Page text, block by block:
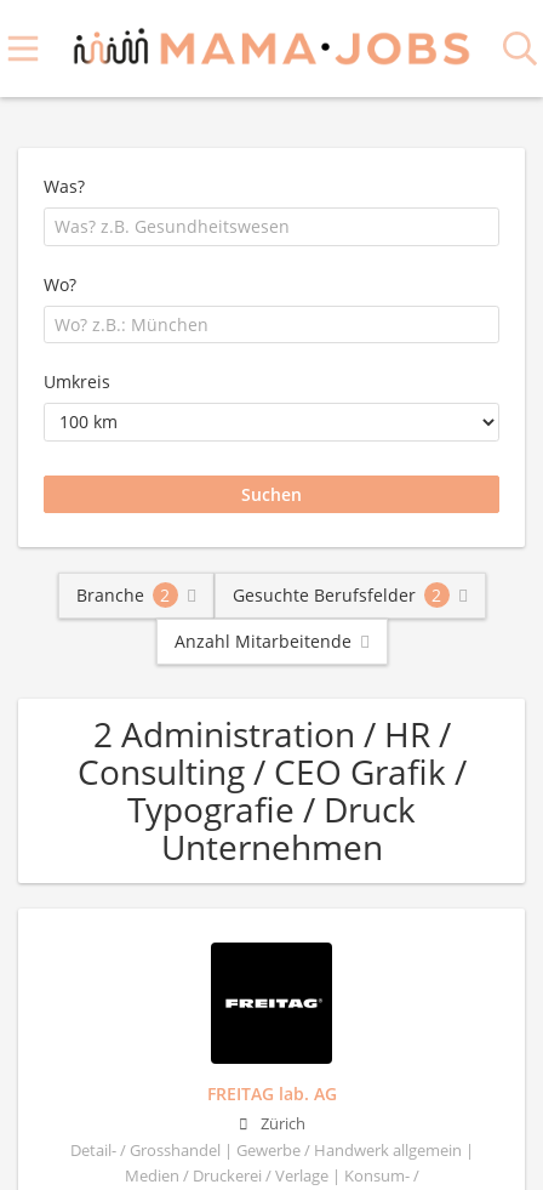
Was?
Wo?
Umkreis
Branche 2 Gesuchte Berufsfelder
2
Anzahl Mitarbeitende
2 Administration / HR /
Consulting / CEO Grafik /
Typografie / Druck
Unternehmen
FREITAG lab. AG
Zürich
Detail- / Grosshandel | Gewerbe / Handwerk allgemein |
Medien / Druckerei / Verlage | Konsum- /